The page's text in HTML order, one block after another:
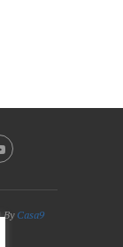
By Casa9